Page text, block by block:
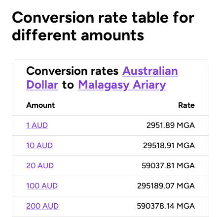
Conversion rate table for
different amounts
Conversion rates Australian
Dollar to Malagasy Ariary
Amount Rate
1 AUD 2951.89 MGA
10 AUD 29518.91 MGA
20 AUD 59037.81 MGA
100 AUD 295189.07 MGA
200 AUD 590378.14 MGA